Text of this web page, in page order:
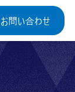
お問い合わせ